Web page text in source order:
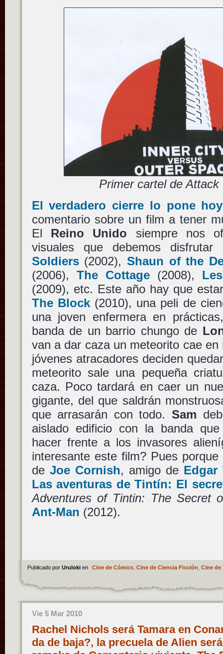
Primer cartel de Attack
El verdadero cierre lo pone
comentario sobre un film a tener
El Reino Unido siempre nos
visuales que debemos
Soldiers(2002), Shaun of the
(2006), The Cottage(2008),
(2009), etc. Este año hay que
The Block(2010), una peli de
una joven enfermera en
banda de un barrio chungo de
van a dar caza un meteorito cae
jóvenes atracadores deciden
meteorito sale una pequeña
caza. Poco tardará en caer un
gigante, del que saldrán
que arrasarán con todo.Sam
aislado edificio con la banda
hacer frente a los invasores
interesante este film? Pues
de Joe Cornish, amigo de Edgar
Las aventuras de Tintín: El
Adventures of Tintin: The Secret
Ant-Man (2012).
Publicado por Uruloki en Cine de Cómics, Cine de Ciencia Ficción Cine de
Vie 5 Mar 2010
Rachel Nichols será Tamara en
da de baja?, la precuela de Alien